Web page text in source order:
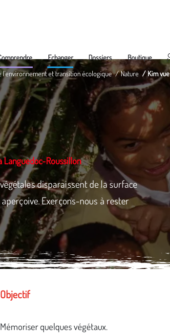
Echanger Dossiers Boutique
l'environnement et transition écologique Nature Kim vue
Roussillon
disparaissent de la surface
Exerçons-nous à rester
Objectif
Mémoriser quelques végétaux.